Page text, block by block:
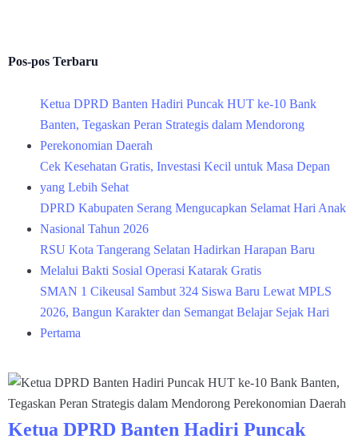
Pos-pos Terbaru
Ketua DPRD Banten Hadiri Puncak HUT ke-10 Bank
Banten, Tegaskan Peran Strategis dalam Mendorong
Perekonomian Daerah
Cek Kesehatan Gratis, Investasi Kecil untuk Masa Depan
yang Lebih Sehat
DPRD Kabupaten Serang Mengucapkan Selamat Hari Anak
Nasional Tahun 2026
RSU Kota Tangerang Selatan Hadirkan Harapan Baru
Melalui Bakti Sosial Operasi Katarak Gratis
SMAN 1 Cikeusal Sambut 324 Siswa Baru Lewat MPLS
2026, Bangun Karakter dan Semangat Belajar Sejak Hari
Pertama
Ketua DPRD Banten Hadiri Puncak